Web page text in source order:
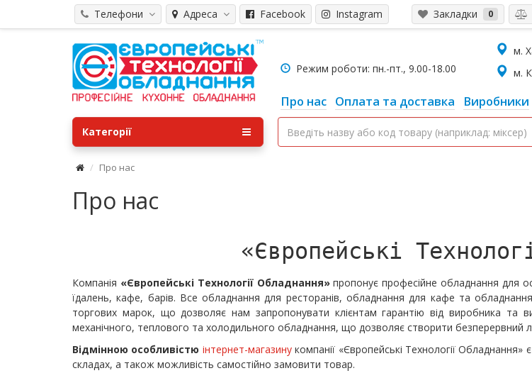
Телефони Адреса Facebook Instagram Закладки 0
Режим роботи: пн.-пт., 9.00-18.00
м.
м.
Про нас Оплата та доставка Виробники
Категорії
Про нас
Про нас
«Європейські
Компанія «Європейські Технології Обладнання»пропонує професійне обладнання для
їдалень, кафе, барів. Все обладнання для ресторанів, обладнання для кафе та
торгових марок, що дозволяє нам запропонувати клієнтам гарантію від виробника та
механічного, теплового та холодильного обладнання, що дозволяє створити безперервний
Відмінною особливістю інтернет-магазинукомпанії «Європейські Технології Обладнання»
складах, а також можливість самостійно замовити товар.